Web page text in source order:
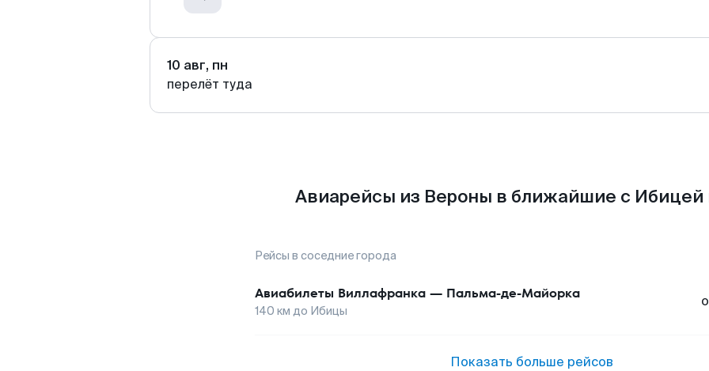
10 авг, пн
перелёт туда
Авиарейсы из Вероны в ближайшие с Ибицей
Рейсы в соседние города
Авиабилеты Виллафранка — Пальма-де-Майорка
140 км до Ибицы
Показать больше рейсов